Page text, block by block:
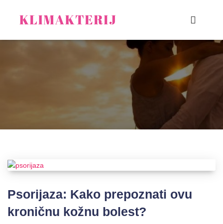
Psorijaza: Kako prepoznati ovu
kroničnu kožnu bolest?